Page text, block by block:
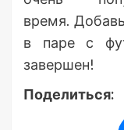
время.
в паре с
завершен!
Поделиться: